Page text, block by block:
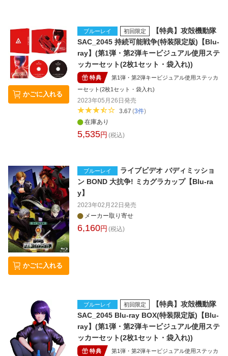
かごに入れる
ブルーレイ 初回限定
【特典】攻殻機動隊
SAC_2045 持続可能戦争(特装限定版)【Blu-
ray】(第1弾・第2弾キービジュアル使用ステ
ッカーセット(2枚1セット・袋入れ))
特典
第1弾・第2弾キービジュアル使用ステッカ
ーセット(2枚1セット・袋入れ)
2023年05月26日発売
3.67 (3件)
在庫あり
5,535円 (税込)
かごに入れる
ブルーレイ
ライブビデオ バディミッショ
ン BOND 大抗争! ミカグラカップ【Blu-ra
y】
2023年02月22日発売
メーカー取り寄せ
6,160円 (税込)
ブルーレイ 初回限定
【特典】攻殻機動隊
SAC_2045 Blu-ray BOX(特装限定版)【Blu-
ray】(第1弾・第2弾キービジュアル使用ステ
ッカーセット(2枚1セット・袋入れ))
特典 第1弾・第2弾キービジュアル使用ステッカ